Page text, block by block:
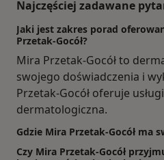
Najczęściej zadawane
Jaki jest zakres porad
Przetak-Gocół?
Mira Przetak-Gocół to
swojego doświadczenia i
Przetak-Gocół oferuje
dermatologiczna.
Gdzie Mira Przetak-Gocół ma
Czy Mira Przetak-Gocół